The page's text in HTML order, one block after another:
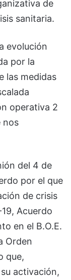
de
sanitaria.
evolución
por la
las medidas
operativa 2
nos
del 4 de
por el que
de crisis
Acuerdo
en el B.O.E.
Orden
que,
activación,